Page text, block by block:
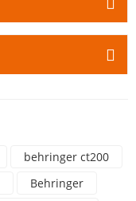
behringer ct200
Behringer